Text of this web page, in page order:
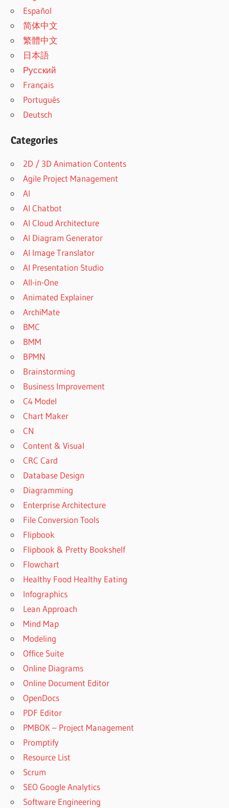
Español
简体中文
繁體中文
日本語
Русский
Français
Português
Deutsch
Categories
2D / 3D Animation Contents
Agile Project Management
AI
AI Chatbot
AI Cloud Architecture
AI Diagram Generator
AI Image Translator
AI Presentation Studio
All-in-One
Animated Explainer
ArchiMate
BMC
BMM
BPMN
Brainstorming
Business Improvement
C4 Model
Chart Maker
CN
Content & Visual
CRC Card
Database Design
Diagramming
Enterprise Architecture
File Conversion Tools
Flipbook
Flipbook & Pretty Bookshelf
Flowchart
Healthy Food Healthy Eating
Infographics
Lean Approach
Mind Map
Modeling
Office Suite
Online Diagrams
Online Document Editor
OpenDocs
PDF Editor
PMBOK – Project Management
Promptify
Resource List
Scrum
SEO Google Analytics
Software Engineering